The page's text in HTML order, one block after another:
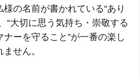
の名前が書かれている“あり
“大切に思う気持ち・崇敬する
ーを守ること”が一番の楽し
せん。